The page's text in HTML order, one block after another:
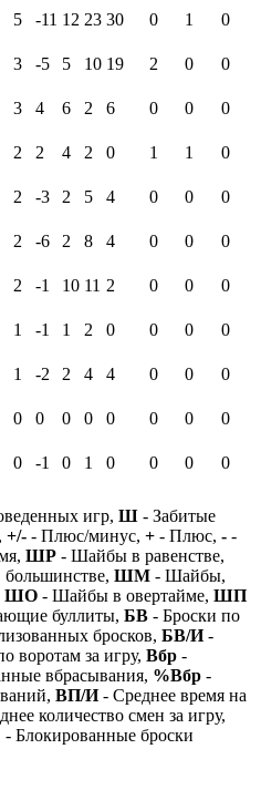
5 -11 12 23 30 0 1
0
3 -5 5 10 19 2 0
0
3 4 6 2 6 0 0
0
2 2 4 2 0 1 1
0
2 -3 2 5 4 0 0
0
2 -6 2 8 4 0 0
0
2 -1 10 11 2 0 0
0
1 -1 1 2 0 0 0
0
1 -2 2 4 4 0 0
0
0 0 0 0 0 0 0
0
0 -1 0 1 0 0 0
0
игр, Ш - Забитые
+/- - Плюс/минус, + - Плюс, - -
ШР - Шайбы в равенстве,
ШМ - Шайбы,
ШО - Шайбы в овертайме, ШП
буллиты, БВ - Броски по
бросков, БВ/И-
воротам за игру, Вбр -
вбрасывания, %Вбр -
ВП/И- Среднее время на
количество смен за игру,
- Блокированные броски